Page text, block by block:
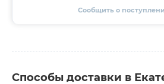
Сообщить о
Способы доставки в